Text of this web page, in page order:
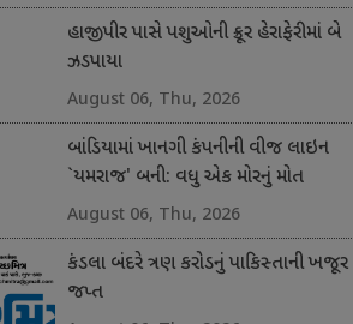
હાજીપીર પાસે પશુઓની ક્રૂર હેરાફેરીમાં બે
ઝડપાયા
August 06, Thu, 2026
બાંડિયામાં ખાનગી કંપનીની વીજ લાઇન
`યમરાજ' બની: વધુ એક મોરનું મોત
August 06, Thu, 2026
કંડલા બંદરે ત્રણ કરોડનું પાકિસ્તાની ખજૂર
જપ્ત